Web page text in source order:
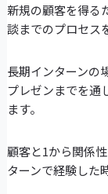
新規の顧客を得る
談までのプロセス
長期インターンの
プレゼンまでを通
ます。
顧客と1から関係
ターンで経験した